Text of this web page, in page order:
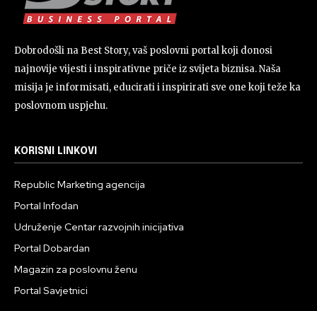
Dobrodošli na Best Story, vaš poslovni portal koji donosi
najnovije vijesti i inspirativne priče iz svijeta biznisa. Naša
misija je informisati, educirati i inspirirati sve one koji teže ka
poslovnom uspjehu.
KORISNI LINKOVI
Republic Marketing agencija
Portal Infodan
Udruženje Centar razvojnih inicijativa
Portal Dobardan
Magazin za poslovnu ženu
Portal Savjetnici